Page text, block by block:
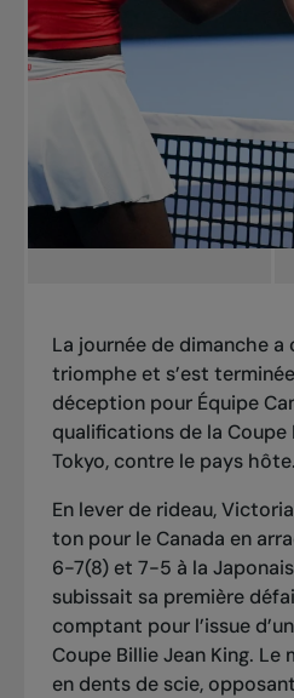
La journée de dimanche a
triomphe et s’est
déception pour Équipe
qualifications de la Coupe
Tokyo, contre le pays hôte.
En lever de rideau,
ton pour le Canada en
6-7(8) et 7-5 à la
subissait sa première
comptant pour l’issue
Coupe Billie Jean King. Le
en dents de scie,